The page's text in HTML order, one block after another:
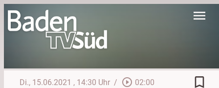
menu
Di., 15.06.2021 , 14:30 Uhr / play_circle_outline 02:00 bookmark_border